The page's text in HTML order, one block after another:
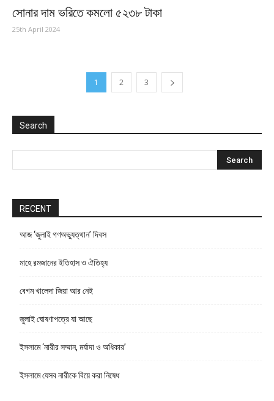
সোনার দাম ভ‌রিতে কমলো ৫২৩৮ টাকা
25th April 2024
1 2 3
Search
RECENT
আজ ‘জুলাই গণঅভ্যুত্থান’ দিবস
মাহে রমজানের ইতিহাস ও ঐতিহ্য
বেগম খালেদা জিয়া আর নেই
জুলাই ঘোষণাপত্রে যা আছে
ইসলামে ‘নারীর সম্মান, মর্যাদা ও অধিকার’
ইসলামে যেসব নারীকে বিয়ে করা নিষেধ